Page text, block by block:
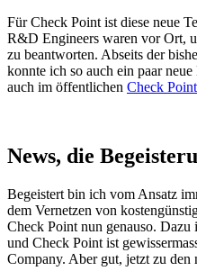
Für Check Point ist diese neue
R&D Engineers waren vor Ort,
zu beantworten. Abseits der
konnte ich so auch ein paar
auch im öffentlichen Check
News, die
Begeistert bin ich vom Ansatz
dem Vernetzen von
Check Point nun genauso.
und Check Point ist
Company. Aber gut, jetzt zu den